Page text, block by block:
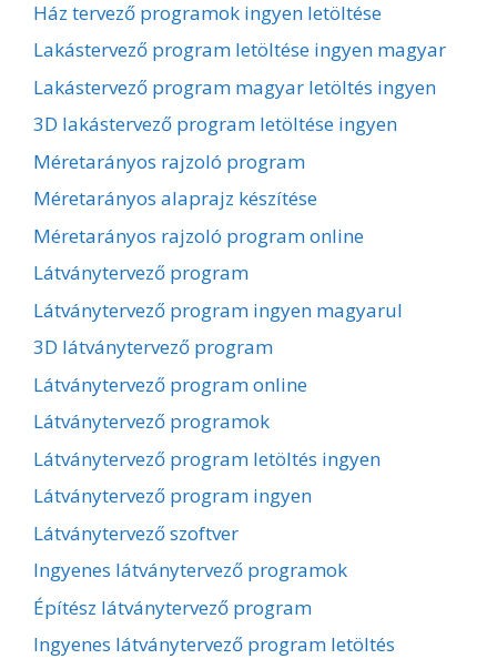
Ház tervező programok ingyen letöltése
Lakástervező program letöltése ingyen magyar
Lakástervező program magyar letöltés ingyen
3D lakástervező program letöltése ingyen
Méretarányos rajzoló program
Méretarányos alaprajz készítése
Méretarányos rajzoló program online
Látványtervező program
Látványtervező program ingyen magyarul
3D látványtervező program
Látványtervező program online
Látványtervező programok
Látványtervező program letöltés ingyen
Látványtervező program ingyen
Látványtervező szoftver
Ingyenes látványtervező programok
Építész látványtervező program
Ingyenes látványtervező program letöltés